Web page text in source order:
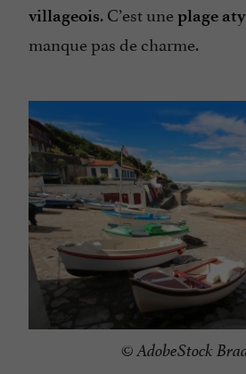
villageois. C’est uneplage
manque pas de charme.
© AdobeStock